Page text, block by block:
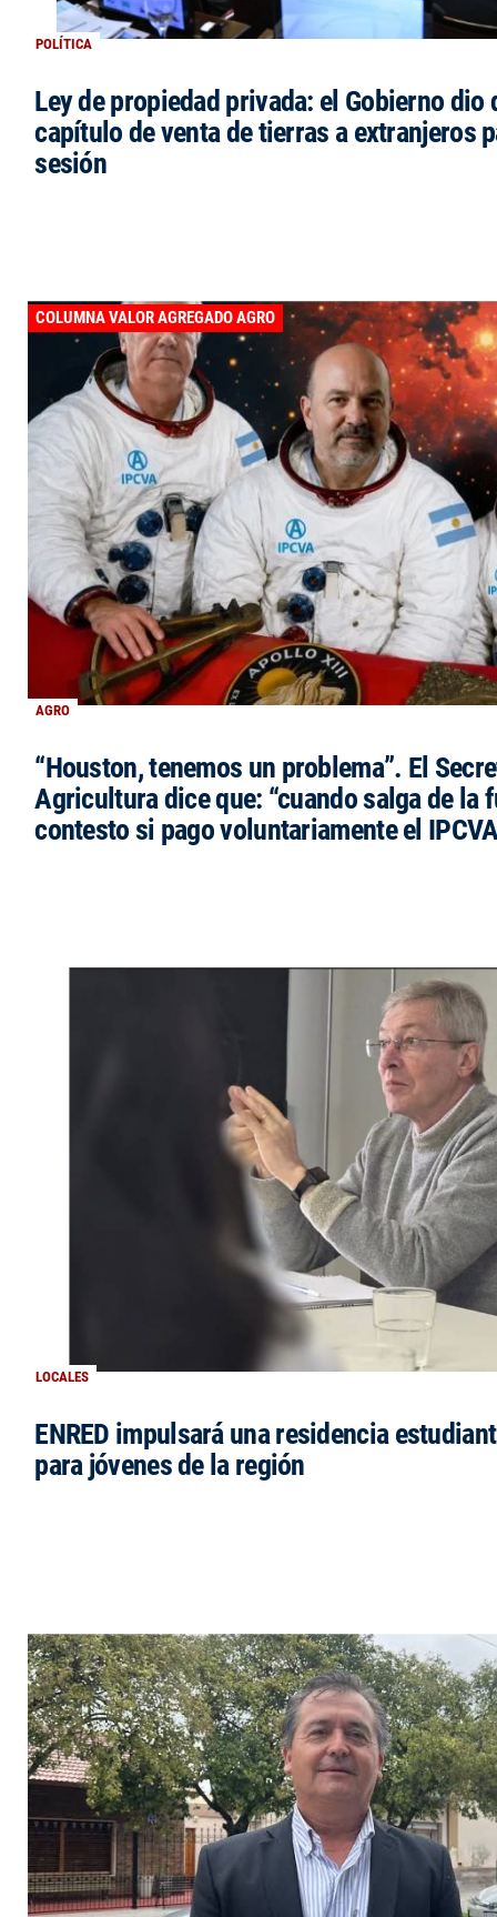
POLÍTICA
Ley de propiedad privada: el Gobierno dio
capítulo de venta de tierras a extranjeros
sesión
AGRO
COLUMNA VALOR AGREGADO AGRO
“Houston, tenemos un problema”. El
Agricultura dice que: “cuando salga de la
contesto si pago voluntariamente el
LOCALES
ENRED impulsará una residencia
para jóvenes de la región